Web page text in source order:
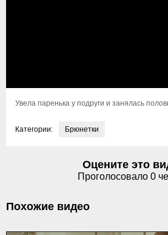
Увела паренька у подруги и занялась
Категории: Брюнетки
Оцените это
Проголосовало 0
Похожие видео